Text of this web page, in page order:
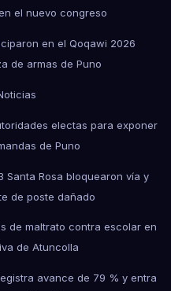
el nuevo congreso
en el Qoqawi 2026
de armas de Puno
electas para exponer
de Puno
Santa Rosa bloquearon vía y
de poste dañado
de maltrato contra escolar en
de Atuncolla
avance de 79 % y entra